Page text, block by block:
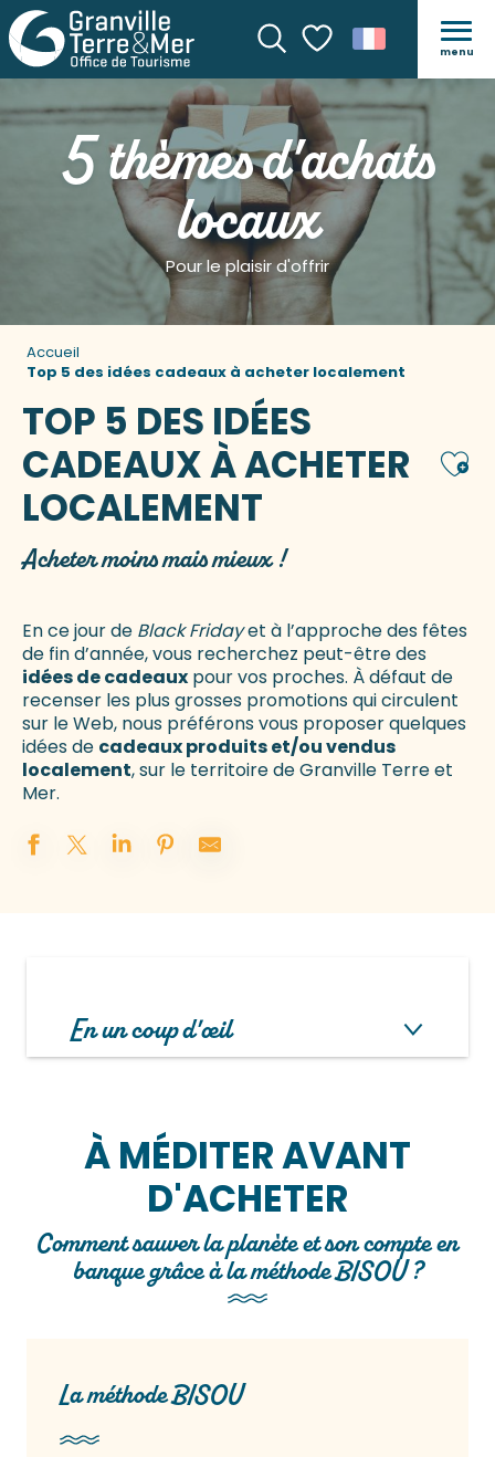
Recherche
Voir les favoris
menu
5 thèmes d'achats
locaux
Pour le plaisir d'offrir
Accueil
Top 5 des idées cadeaux à acheter localement
TOP 5 DES IDÉES
CADEAUX À ACHETER
LOCALEMENT
Acheter moins mais mieux !
En ce jour de Black Fridayet à l’approche des fêtes
de fin d’année, vous recherchez peut-être des
idées de cadeaux pour vos proches. À défaut de
recenser les plus grosses promotions qui circulent
sur le Web, nous préférons vous proposer quelques
idées de cadeaux produits et/ou vendus
localement, sur le territoire de Granville Terre et
Mer.
En un coup d'œil
À MÉDITER AVANT
D'ACHETER
Comment sauver la planète et son compte en
banque grâce à la méthode BISOU ?
La méthode BISOU